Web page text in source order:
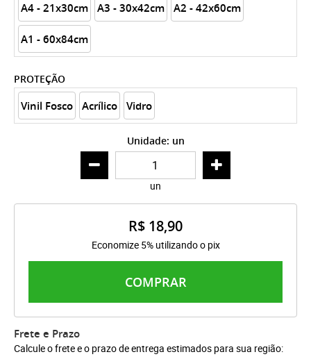
A4 - 21x30cm A3 - 30x42cm A2 - 42x60cm
A1 - 60x84cm
PROTEÇÃO
Vinil Fosco Acrílico Vidro
Unidade: un
un
R$ 18,90
Economize 5% utilizando o pix
COMPRAR
Frete e Prazo
Calcule o frete e o prazo de entrega estimados para sua região: